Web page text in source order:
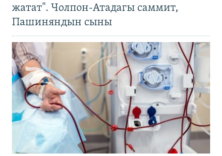
жатат". Чолпон-Атадагы саммит,
Пашиняндын сыны